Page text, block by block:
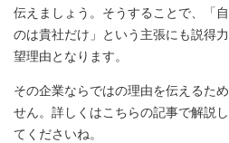
伝えましょう。そうすることで、「
のは貴社だけ」という主張にも説得
望理由となります。
その企業ならではの理由を伝えるた
せん。詳しくはこちらの記事で解説
てくださいね。